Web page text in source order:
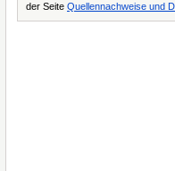
der Seite Quellennachweise und